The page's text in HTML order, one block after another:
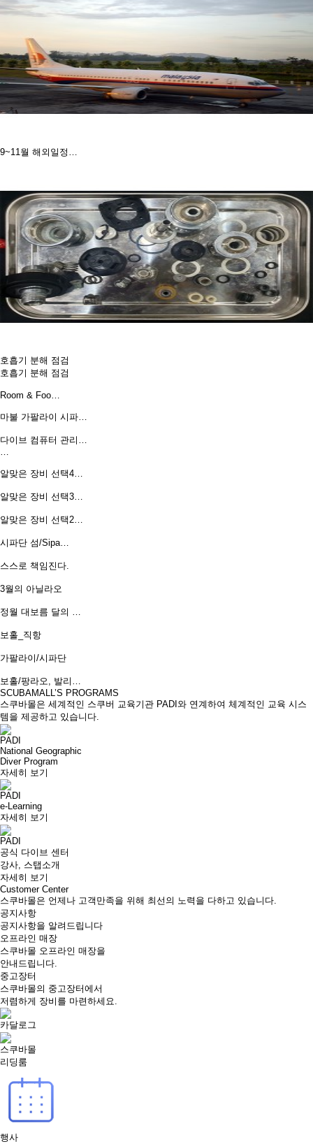
9~11월 해외일정…
호흡기 분해 점검
호흡기 분해 점검
Room & Foo…
마불 가팔라이 시파…
다이브 컴퓨터 관리…
…
알맞은 장비 선택4…
알맞은 장비 선택3…
알맞은 장비 선택2…
시파단 섬/Sipa…
스스로 책임진다.
3월의 아닐라오
정월 대보름 달의 …
보홀_직항
가팔라이/시파단
보홀/팡라오, 발리…
SCUBAMALL’S PROGRAMS
스쿠바몰은 세계적인 스쿠버 교육기관 PADI와 연계하여 체계적인 교육 시스
템을 제공하고 있습니다.
PADI
National Geographic
Diver Program
자세히 보기
PADI
e-Learning
자세히 보기
PADI
공식 다이브 센터
강사, 스탭소개
자세히 보기
Customer Center
스쿠바몰은 언제나 고객만족을 위해 최선의 노력을 다하고 있습니다.
공지사항
공지사항을 알려드립니다
오프라인 매장
스쿠바몰 오프라인 매장을
안내드립니다.
중고장터
스쿠바몰의 중고장터에서
저렴하게 장비를 마련하세요.
카달로그
스쿠바몰
리딩룸
행사